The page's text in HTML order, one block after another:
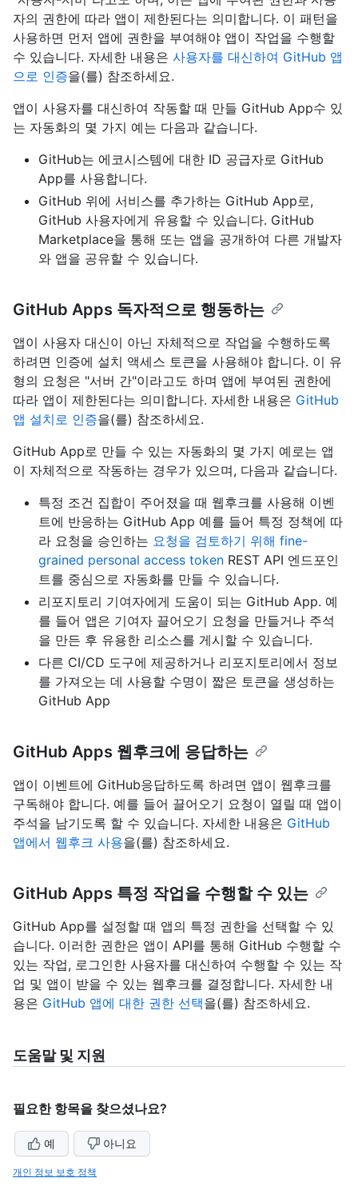
자의 권한에 따라 앱이 제한된다는 의미합니다. 이 패턴을
사용하면 먼저 앱에 권한을 부여해야 앱이 작업을 수행할
수 있습니다. 자세한 내용은 사용자를 대신하여 GitHub 앱
으로 인증을(를) 참조하세요.
앱이 사용자를 대신하여 작동할 때 만들 GitHub App수 있
는 자동화의 몇 가지 예는 다음과 같습니다.
GitHub는 에코시스템에 대한 ID 공급자로 GitHub
App를 사용합니다.
GitHub 위에 서비스를 추가하는 GitHub App로,
GitHub 사용자에게 유용할 수 있습니다. GitHub
Marketplace을 통해 또는 앱을 공개하여 다른 개발자
와 앱을 공유할 수 있습니다.
GitHub Apps 독자적으로 행동하는
앱이 사용자 대신이 아닌 자체적으로 작업을 수행하도록
하려면 인증에 설치 액세스 토큰을 사용해야 합니다. 이 유
형의 요청은 "서버 간"이라고도 하며 앱에 부여된 권한에
따라 앱이 제한된다는 의미합니다. 자세한 내용은 GitHub
앱 설치로 인증을(를) 참조하세요.
GitHub App로 만들 수 있는 자동화의 몇 가지 예로는 앱
이 자체적으로 작동하는 경우가 있으며, 다음과 같습니다.
특정 조건 집합이 주어졌을 때 웹후크를 사용해 이벤
트에 반응하는 GitHub App 예를 들어 특정 정책에 따
라 요청을 승인하는 요청을 검토하기 위해 fine-
grained personal access token REST API 엔드포인
트를 중심으로 자동화를 만들 수 있습니다.
리포지토리 기여자에게 도움이 되는 GitHub App. 예
를 들어 앱은 기여자 끌어오기 요청을 만들거나 주석
을 만든 후 유용한 리소스를 게시할 수 있습니다.
다른 CI/CD 도구에 제공하거나 리포지토리에서 정보
를 가져오는 데 사용할 수명이 짧은 토큰을 생성하는
GitHub App
GitHub Apps 웹후크에 응답하는
앱이 이벤트에 GitHub응답하도록 하려면 앱이 웹후크를
구독해야 합니다. 예를 들어 끌어오기 요청이 열릴 때 앱이
주석을 남기도록 할 수 있습니다. 자세한 내용은 GitHub
앱에서 웹후크 사용을(를) 참조하세요.
GitHub Apps 특정 작업을 수행할 수 있는
GitHub App를 설정할 때 앱의 특정 권한을 선택할 수 있
습니다. 이러한 권한은 앱이 API를 통해 GitHub 수행할 수
있는 작업, 로그인한 사용자를 대신하여 수행할 수 있는 작
업 및 앱이 받을 수 있는 웹후크를 결정합니다. 자세한 내
용은 GitHub 앱에 대한 권한 선택을(를) 참조하세요.
도움말 및 지원
필요한 항목을 찾으셨나요?
예 아니요
개인 정보 보호 정책